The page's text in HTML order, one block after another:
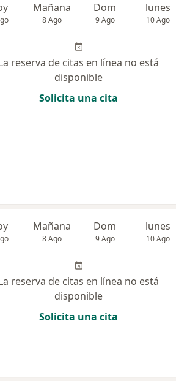
Mañana
8 Ago
Dom
9 Ago
lunes
10 Ago
reserva de citas en línea no está
disponible
Solicita una cita
Mañana
8 Ago
Dom
9 Ago
lunes
10 Ago
reserva de citas en línea no está
disponible
Solicita una cita